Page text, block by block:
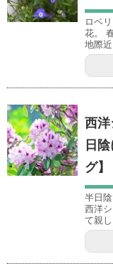
ロベ
花。
地際
西洋
日
グ】
半日
西洋
て親